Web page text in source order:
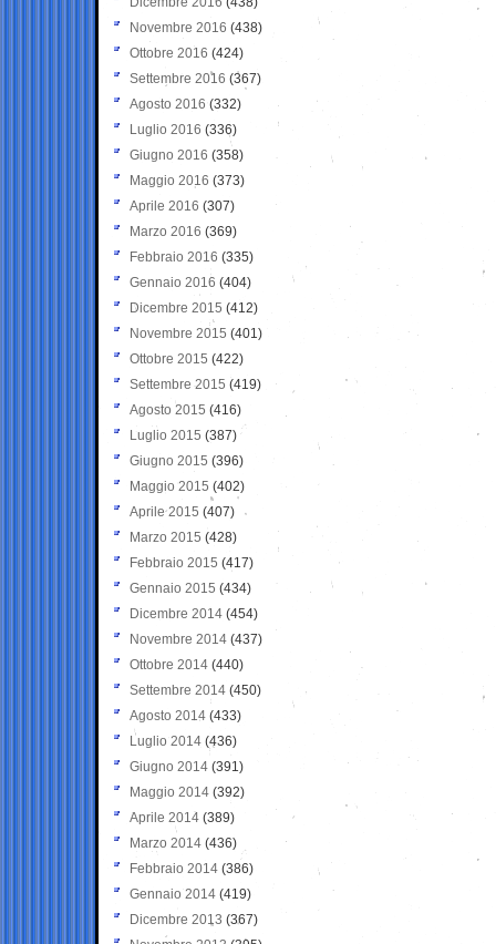
Novembre 2016 (438)
Ottobre 2016 (424)
Settembre 2016 (367)
Agosto 2016 (332)
Luglio 2016 (336)
Giugno 2016 (358)
Maggio 2016 (373)
Aprile 2016 (307)
Marzo 2016 (369)
Febbraio 2016 (335)
Gennaio 2016 (404)
Dicembre 2015 (412)
Novembre 2015 (401)
Ottobre 2015 (422)
Settembre 2015 (419)
Agosto 2015 (416)
Luglio 2015 (387)
Giugno 2015 (396)
Maggio 2015 (402)
Aprile 2015 (407)
Marzo 2015 (428)
Febbraio 2015 (417)
Gennaio 2015 (434)
Dicembre 2014 (454)
Novembre 2014 (437)
Ottobre 2014 (440)
Settembre 2014 (450)
Agosto 2014 (433)
Luglio 2014 (436)
Giugno 2014 (391)
Maggio 2014 (392)
Aprile 2014 (389)
Marzo 2014 (436)
Febbraio 2014 (386)
Gennaio 2014 (419)
Dicembre 2013 (367)